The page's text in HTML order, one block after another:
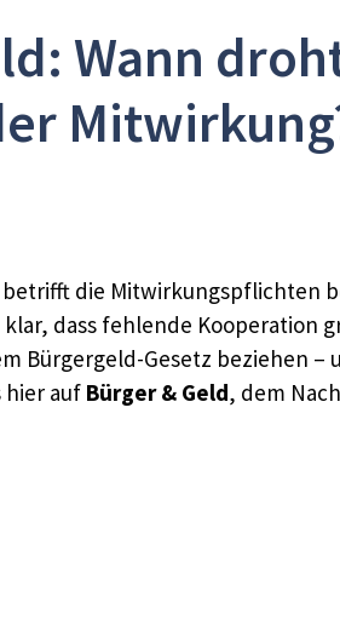
Wann
die Mitwirkungspflichten
dass fehlende Kooperation
Bürgergeld-Gesetz beziehen
hier auf Bürger & Geld, dem